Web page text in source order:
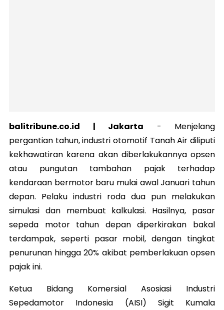
balitribune.co.id | Jakarta - Menjelang
pergantian tahun, industri otomotif Tanah Air diliputi
kekhawatiran karena akan diberlakukannya opsen
atau pungutan tambahan pajak terhadap
kendaraan bermotor baru mulai awal Januari tahun
depan. Pelaku industri roda dua pun melakukan
simulasi dan membuat kalkulasi. Hasilnya, pasar
sepeda motor tahun depan diperkirakan bakal
terdampak, seperti pasar mobil, dengan tingkat
penurunan hingga 20% akibat pemberlakuan opsen
pajak ini.
Ketua Bidang Komersial Asosiasi Industri
Sepedamotor Indonesia (AISI) Sigit Kumala